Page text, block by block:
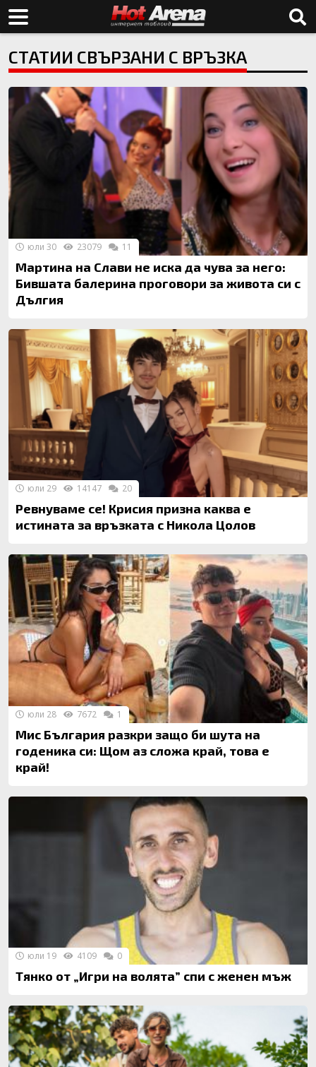
СТАТИИ СВЪРЗАНИ С ВРЪЗКА
Мартина на Слави не иска да чува за него:
Бившата балерина проговори за живота си с
Дългия
юли 30 23079 11
Ревнуваме се! Крисия призна каква е
истината за връзката с Никола Цолов
юли 29 14147 20
Мис България разкри защо би шута на
годеника си: Щом аз сложа край, това е
край!
юли 28 7672 1
Тянко от „Игри на волята” спи с женен мъж
юли 19 4109 0